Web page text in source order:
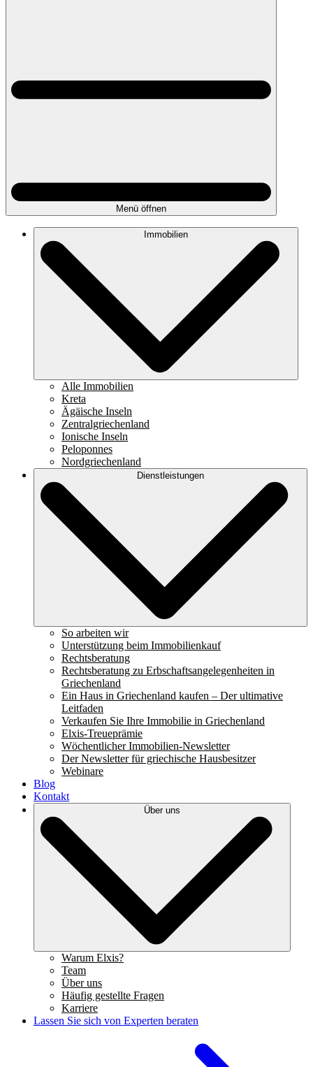
Menü öffnen
Immobilien
Alle Immobilien
Kreta
Ägäische Inseln
Zentralgriechenland
Ionische Inseln
Peloponnes
Nordgriechenland
Dienstleistungen
So arbeiten wir
Unterstützung beim Immobilienkauf
Rechtsberatung
Rechtsberatung zu Erbschaftsangelegenheiten in
Griechenland
Ein Haus in Griechenland kaufen – Der ultimative
Leitfaden
Verkaufen Sie Ihre Immobilie in Griechenland
Elxis-Treueprämie
Wöchentlicher Immobilien-Newsletter
Der Newsletter für griechische Hausbesitzer
Webinare
Blog
Kontakt
Über uns
Warum Elxis?
Team
Über uns
Häufig gestellte Fragen
Karriere
Lassen Sie sich von Experten beraten